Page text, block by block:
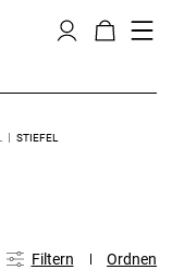
STIEFEL
Filtern Ordnen